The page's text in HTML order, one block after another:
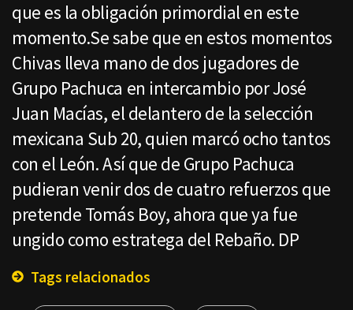
que es la obligación primordial en este
momento.Se sabe que en estos momentos
Chivas lleva mano de dos jugadores de
Grupo Pachuca en intercambio por José
Juan Macías, el delantero de la selección
mexicana Sub 20, quien marcó ocho tantos
con el León. Así que de Grupo Pachuca
pudieran venir dos de cuatro refuerzos que
pretende Tomás Boy, ahora que ya fue
ungido como estratega del Rebaño. DP
Tags relacionados